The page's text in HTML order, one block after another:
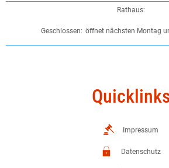
Rathaus:
Klicken, um weitere Öffnungs- oder
Geschlossen: öffnet nächsten Montag
Impressum
Datenschutz